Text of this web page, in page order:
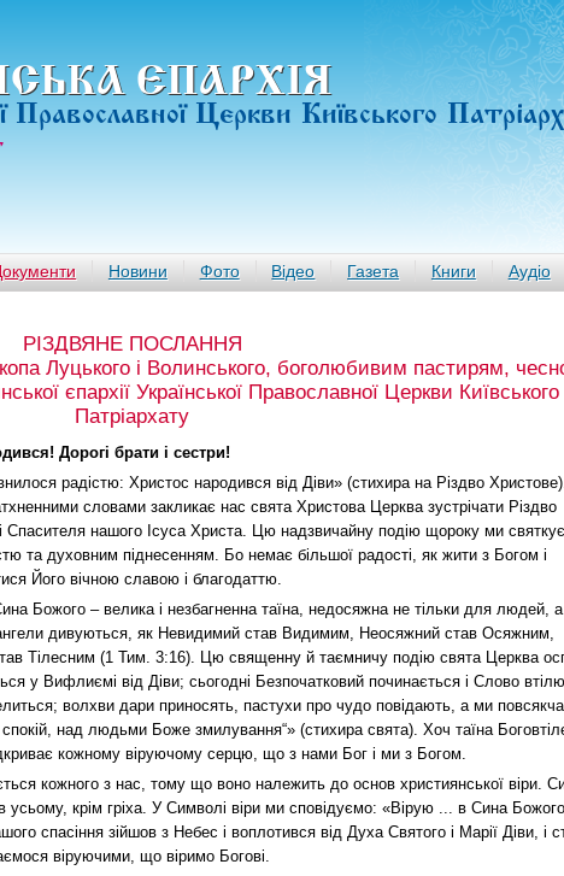
ЄПАРХIЯ
Православної Церкви Київського
Новини Фото Відео Газета Книги Аудіо
РІЗДВЯНЕ ПОСЛАННЯ
Луцького і Волинського, боголюбивим пастирям,
єпархії Української Православної Церкви Київського
Патріархату
Дорогі брати і сестри!
радістю: Христос народився від Діви» (стихира на Різдво
словами закликає нас свята Христова Церква зустрічати Різдво
Спасителя нашого Ісуса Христа. Цю надзвичайну подію щороку ми
та духовним піднесенням. Бо немає більшої радості, як жити з Богом і
Його вічною славою і благодаттю.
Божого – велика і незбагненна таїна, недосяжна не тільки для людей,
дивуються, як Невидимий став Видимим, Неосяжний став Осяжним,
Тілесним (1 Тим. 3:16). Цю священну й таємничу подію свята Церква
у Вифлиємі від Діви; сьогодні Безпочатковий починається і Слово
волхви дари приносять, пастухи про чудо повідають, а ми
над людьми Боже змилування“» (стихира свята). Хоч таїна
кожному віруючому серцю, що з нами Бог і ми з Богом.
кожного з нас, тому що воно належить до основ християнської віри.
крім гріха. У Символі віри ми сповідуємо: «Вірую ... в Сина
спасіння зійшов з Небес і воплотився від Духа Святого і Марії Діви, і
віруючими, що віримо Богові.